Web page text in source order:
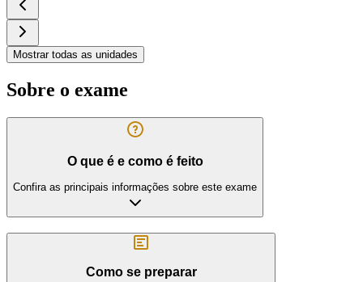
Mostrar todas as unidades
Sobre o exame
O que é e como é feito
Confira as principais informações sobre este exame
Como se preparar